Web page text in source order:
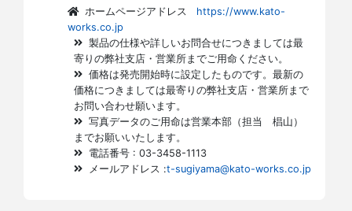
ホームページアドレス
https://www.kato-
works.co.jp
製品の仕様や詳しいお問合せにつきましては最
寄りの弊社支店・営業所までご用命ください。
価格は発売開始時に設定したものです。最新の
価格につきましては最寄りの弊社支店・営業所まで
お問い合わせ願います。
写真データのご用命は営業本部（担当 椙山）
までお願いいたします。
電話番号 : 03-3458-1113
メールアドレス :t-sugiyama@kato-works.co.jp